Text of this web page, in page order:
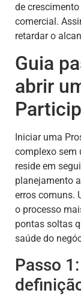
de
comercial.
retardar o
Guia
abrir
Iniciar uma
complexo sem
reside em
planejamento
erros comuns.
o processo
pontas soltas
saúde do
Passo